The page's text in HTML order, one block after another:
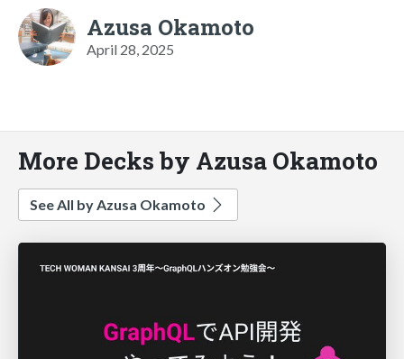
Azusa Okamoto
April 28, 2025
More Decks by Azusa Okamoto
See All by Azusa Okamoto